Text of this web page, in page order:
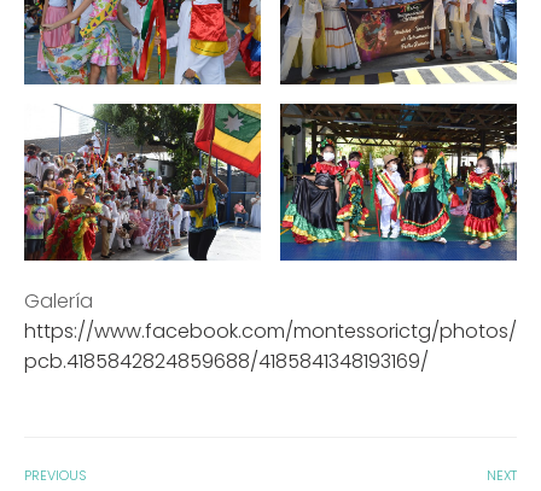
Galería
https://www.facebook.com/montessorictg/photos/
pcb.4185842824859688/4185841348193169/
PREVIOUS NEXT